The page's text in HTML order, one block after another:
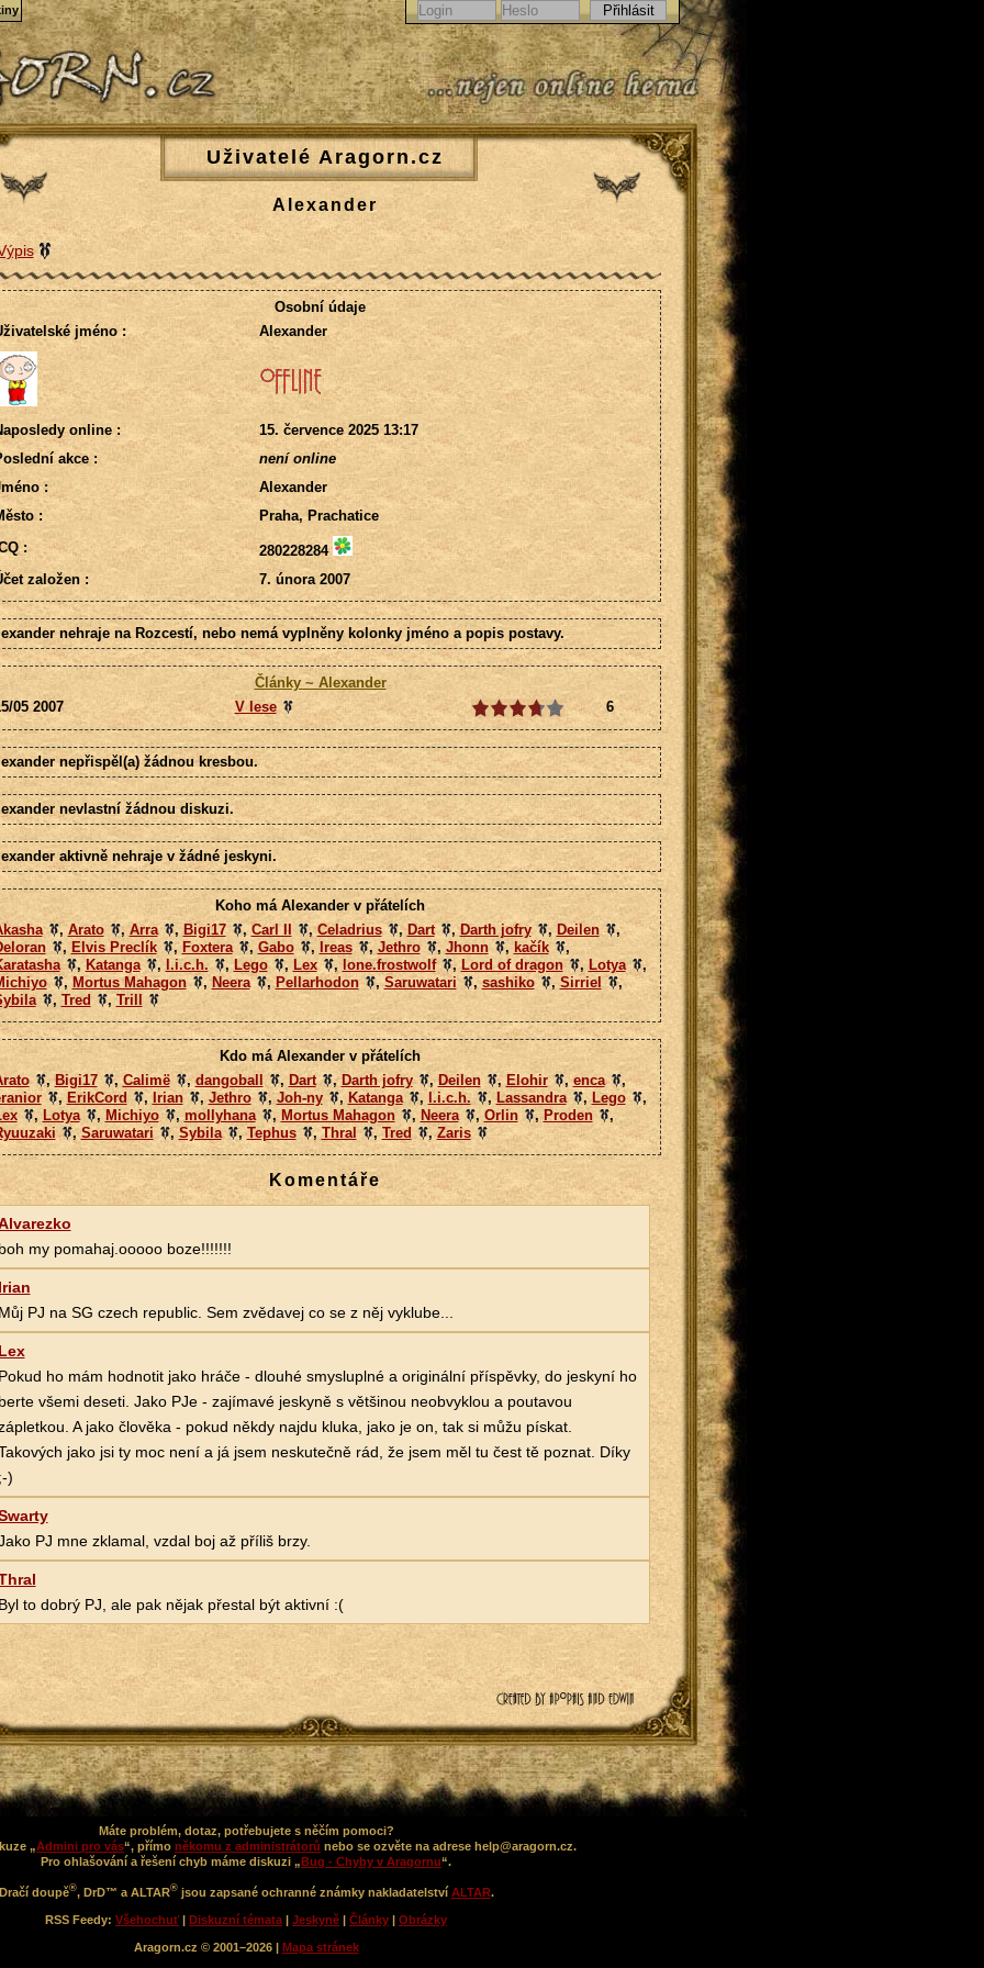
Uživatelé Aragorn.cz
Alexander
Osobní údaje
jméno :
Alexander
online :
15. července 2025 13:17
akce :
není online
:
Alexander
:
Praha, Prachatice
:
280228284
založen :
7. února 2007
nehraje na Rozcestí, nebo nemá vyplněny kolonky jméno a popis postavy.
Články ~ Alexander
05 2007
V lese 6
nepřispěl(a) žádnou kresbou.
nevlastní žádnou diskuzi.
aktivně nehraje v žádné jeskyni.
Koho má Alexander v přátelích
, Arato ,Arra , Bigi17 , Carl II ,Celadrius ,Dart ,Darth jofry , Deilen
,
, Elvis Preclík , Foxtera , Gabo , Ireas , Jethro , Jhonn , kačík
,
,Katanga , l.i.c.h. ,Lego , Lex , lone.frostwolf , Lord of dragon , Lotya
,
, Mortus Mahagon ,Neera ,Pellarhodon ,Saruwatari , sashiko , Sirriel
,
, Tred ,Trill
Kdo má Alexander v přátelích
,Bigi17 , Calimë ,dangoball , Dart , Darth jofry ,Deilen , Elohir ,enca
,
, ErikCord , Irian ,Jethro ,Joh-ny , Katanga , l.i.c.h. ,Lassandra , Lego
,
, Lotya , Michiyo ,mollyhana , Mortus Mahagon , Neera , Orlin , Proden
,
, Saruwatari , Sybila ,Tephus ,Thral ,Tred ,Zaris
Komentáře
my pomahaj.ooooo boze!!!!!!!
PJ na SG czech republic. Sem zvědavej co se z něj vyklube...
ho mám hodnotit jako hráče - dlouhé smysluplné a originální příspěvky, do jeskyní ho
všemi deseti. Jako PJe - zajímavé jeskyně s většinou neobvyklou a poutavou
A jako člověka - pokud někdy najdu kluka, jako je on, tak si můžu pískat.
jako jsi ty moc není a já jsem neskutečně rád, že jsem měl tu čest tě poznat. Díky
)
PJ mne zklamal, vzdal boj až příliš brzy.
to dobrý PJ, ale pak nějak přestal být aktivní :(
Máte problém, dotaz, potřebujete s něčím pomoci?
„Admini pro vás“, přímo někomu z administrátorů nebo se ozvěte na adrese help@aragorn.cz.
Pro ohlašování a řešení chyb máme diskuzi „Bug - Chyby v Aragornu“.
doupě®, DrD™ a ALTAR®jsou zapsané ochranné známky nakladatelství ALTAR.
RSS Feedy: Všehochuť| Diskuzní témata | Jeskyně | Články | Obrázky
Aragorn.cz © 2001–2026 | Mapa stránek